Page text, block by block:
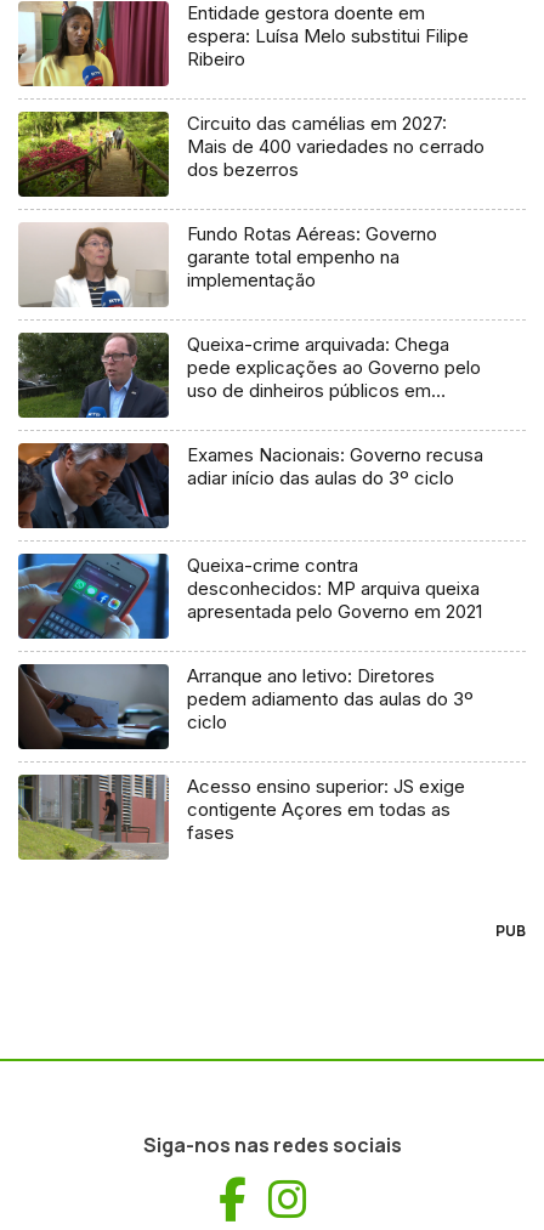
Entidade gestora doente em
espera: Luísa Melo substitui Filipe
Ribeiro
Circuito das camélias em 2027:
Mais de 400 variedades no cerrado
dos bezerros
Fundo Rotas Aéreas: Governo
garante total empenho na
implementação
Queixa-crime arquivada: Chega
pede explicações ao Governo pelo
uso de dinheiros públicos em
Exames Nacionais: Governo recusa
adiar início das aulas do 3º ciclo
Queixa-crime contra
desconhecidos: MP arquiva queixa
apresentada pelo Governo em 2021
Arranque ano letivo: Diretores
pedem adiamento das aulas do 3º
ciclo
Acesso ensino superior: JS exige
contigente Açores em todas as
fases
PUB
Siga-nos nas redes sociais
Facebook